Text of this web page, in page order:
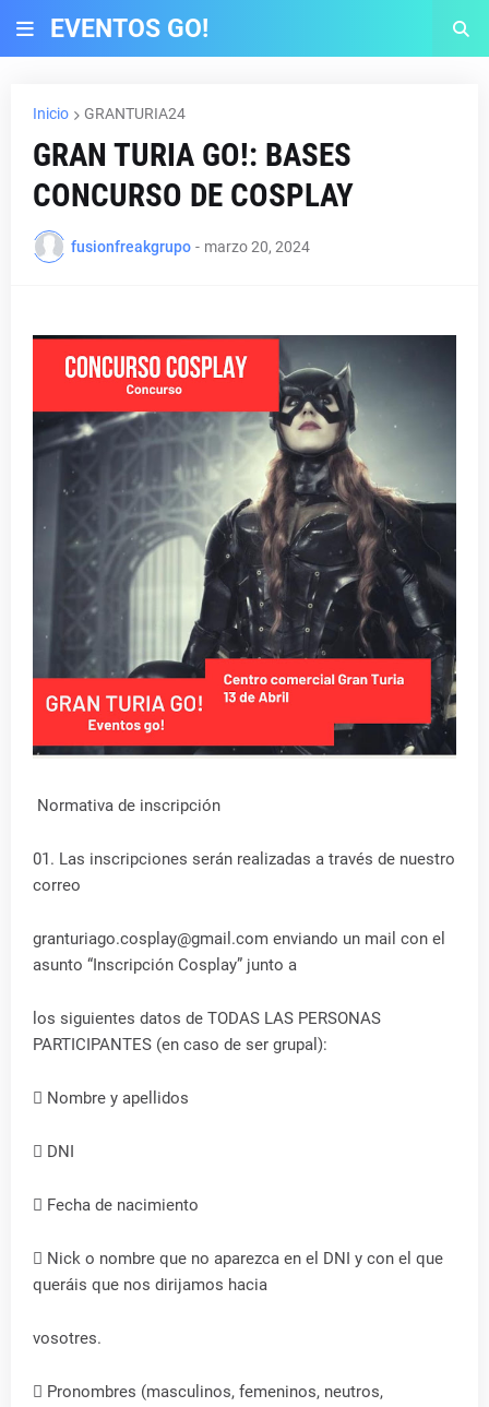
EVENTOS GO!
Inicio GRANTURIA24
GRAN TURIA GO!: BASES
CONCURSO DE COSPLAY
fusionfreakgrupo - marzo 20, 2024
Normativa de inscripción
01. Las inscripciones serán realizadas a través de nuestro
correo
granturiago.cosplay@gmail.com enviando un mail con el
asunto “Inscripción Cosplay” junto a
los siguientes datos de TODAS LAS PERSONAS
PARTICIPANTES (en caso de ser grupal):
 Nombre y apellidos
 DNI
 Fecha de nacimiento
 Nick o nombre que no aparezca en el DNI y con el que
queráis que nos dirijamos hacia
vosotres.
 Pronombres (masculinos, femeninos, neutros,